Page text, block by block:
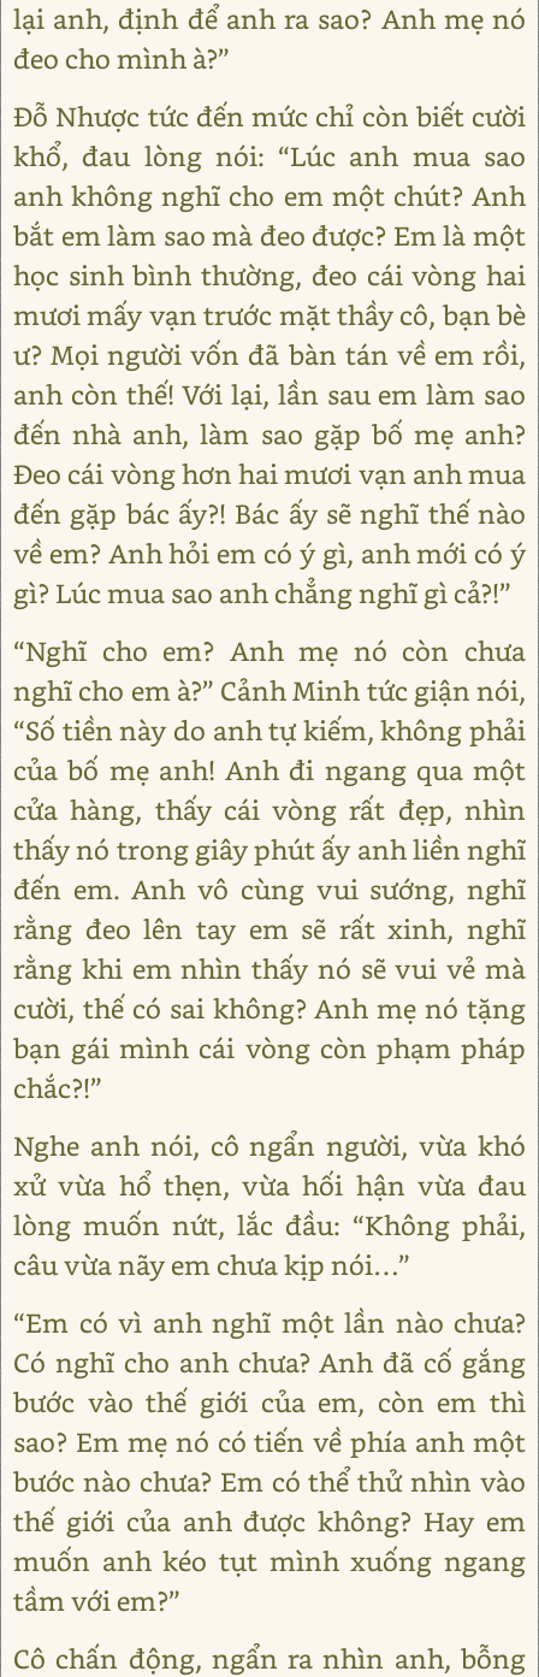
lại anh, định để anh ra sao? Anh mẹ nó
đeo cho mình à?”
Đỗ Nhược tức đến mức chỉ còn biết cười
khổ, đau lòng nói: “Lúc anh mua sao
anh không nghĩ cho em một chút? Anh
bắt em làm sao mà đeo được? Em là một
học sinh bình thường, đeo cái vòng hai
mươi mấy vạn trước mặt thầy cô, bạn bè
ư? Mọi người vốn đã bàn tán về em rồi,
anh còn thế! Với lại, lần sau em làm sao
đến nhà anh, làm sao gặp bố mẹ anh?
Đeo cái vòng hơn hai mươi vạn anh mua
đến gặp bác ấy?! Bác ấy sẽ nghĩ thế nào
về em? Anh hỏi em có ý gì, anh mới có ý
gì? Lúc mua sao anh chẳng nghĩ gì cả?!”
“Nghĩ cho em? Anh mẹ nó còn chưa
nghĩ cho em à?” Cảnh Minh tức giận nói,
“Số tiền này do anh tự kiếm, không phải
của bố mẹ anh! Anh đi ngang qua một
cửa hàng, thấy cái vòng rất đẹp, nhìn
thấy nó trong giây phút ấy anh liền nghĩ
đến em. Anh vô cùng vui sướng, nghĩ
rằng đeo lên tay em sẽ rất xinh, nghĩ
rằng khi em nhìn thấy nó sẽ vui vẻ mà
cười, thế có sai không? Anh mẹ nó tặng
bạn gái mình cái vòng còn phạm pháp
chắc?!”
Nghe anh nói, cô ngẩn người, vừa khó
xử vừa hổ thẹn, vừa hối hận vừa đau
lòng muốn nứt, lắc đầu: “Không phải,
câu vừa nãy em chưa kịp nói…”
“Em có vì anh nghĩ một lần nào chưa?
Có nghĩ cho anh chưa? Anh đã cố gắng
bước vào thế giới của em, còn em thì
sao? Em mẹ nó có tiến về phía anh một
bước nào chưa? Em có thể thử nhìn vào
thế giới của anh được không? Hay em
muốn anh kéo tụt mình xuống ngang
tầm với em?”
Cô chấn động, ngẩn ra nhìn anh, bỗng